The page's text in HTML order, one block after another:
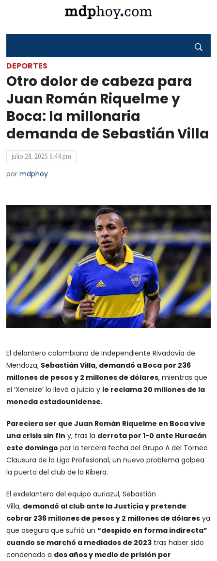
DEPORTES
Otro dolor de cabeza para
Juan Román Riquelme y
Boca: la millonaria
demanda de Sebastián Villa
julio 28, 2025 6:44 pm
pormdphoy
El delantero colombiano de Independiente Rivadavia de
Mendoza, Sebastián Villa, demandó a Boca por 236
millones de pesos y 2 millones de dólares, mientras que
el ‘Xeneize’ lo llevó a juicio y le reclama 20 millones de la
moneda estadounidense.
Pareciera ser que Juan Román Riquelme en Boca vive
una crisis sin fin y, tras la derrota por 1-0 ante Huracán
este domingo por la tercera fecha del Grupo A del Torneo
Clausura de la Liga Profesional, un nuevo problema golpea
la puerta del club de la Ribera.
El exdelantero del equipo auriazul, Sebastián
Villa, demandó al club ante la Justicia y pretende
cobrar 236 millones de pesos y 2 millones de dólares ya
que asegura que sufrió un“despido en forma indirecta”
cuando se marchó a mediados de 2023 tras haber sido
condenado a dos años y medio de prisión por